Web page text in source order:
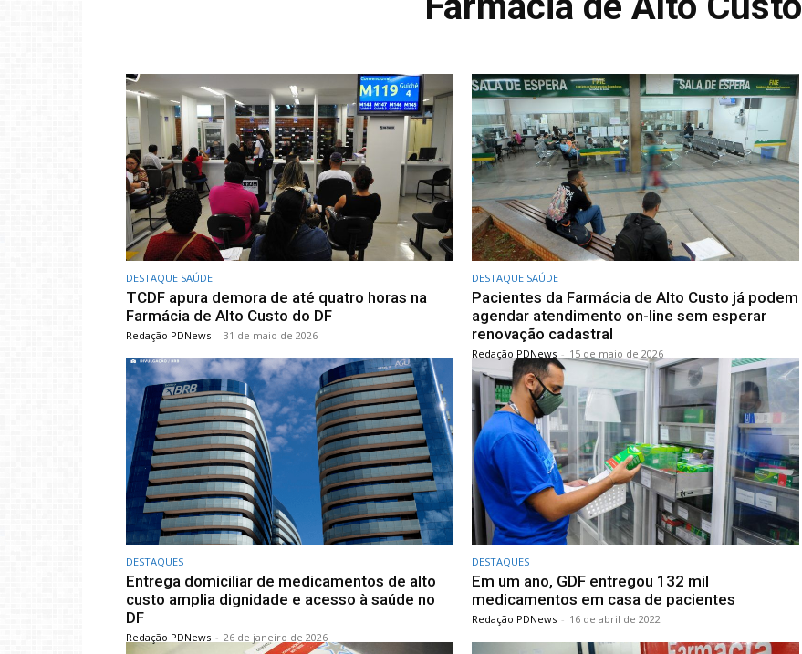
DESTAQUE SAÚDE
TCDF apura demora de até quatro horas na
Farmácia de Alto Custo do DF
Redação PDNews - 31 de maio de 2026
DESTAQUE SAÚDE
Pacientes da Farmácia de Alto Custo já podem
agendar atendimento on-line sem esperar
renovação cadastral
Redação PDNews - 15 de maio de 2026
DESTAQUES
Entrega domiciliar de medicamentos de alto
custo amplia dignidade e acesso à saúde no
DF
Redação PDNews - 26 de janeiro de 2026
DESTAQUES
Em um ano, GDF entregou 132 mil
medicamentos em casa de pacientes
Redação PDNews - 16 de abril de 2022